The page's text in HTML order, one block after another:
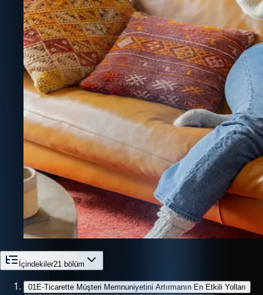
İçindekiler21 bölüm
01 E-Ticarette Müşteri Memnuniyetini Artırmanın En Etkili Yolları